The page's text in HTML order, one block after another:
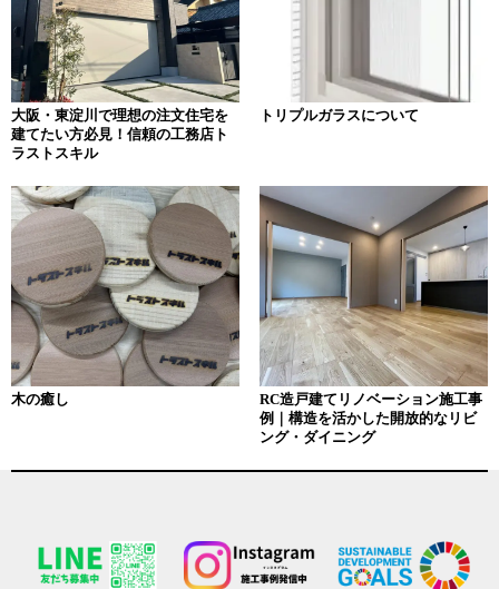
シ
ョ
ン
大阪・東淀川で理想の注文住宅を
建てたい方必見！信頼の工務店ト
ラストスキル
トリプルガラスについて
木の癒し
RC造戸建てリノベーション施工事
例｜構造を活かした開放的なリビ
ング・ダイニング